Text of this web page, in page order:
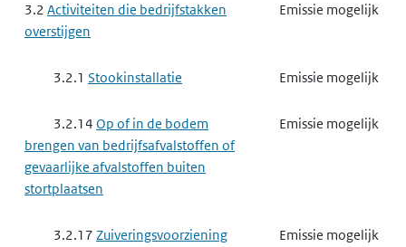
3.2 Activiteiten die bedrijfstakken
overstijgen
Emissie mogelijk
3.2.1 Stookinstallatie Emissie mogelijk
3.2.14 Op of in de bodem
brengen van bedrijfsafvalstoffen of
gevaarlijke afvalstoffen buiten
stortplaatsen
Emissie mogelijk
3.2.17 Zuiveringsvoorziening
Emissie mogelijk